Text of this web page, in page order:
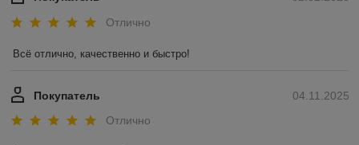
Отлично
Всё отлично, качественно и быстро!
04.11.2025
Покупатель
Отлично